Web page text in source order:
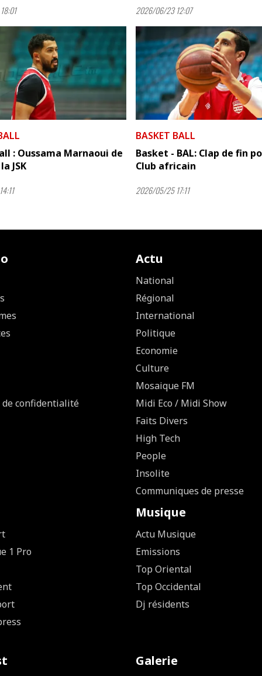
2026/06/23 12:07
: Oussama Marnaoui de
JSK
BASKET BALL
Basket - BAL: Clap de fin
Club africain
2026/05/25 17:11
confidentialité
Actu
National
Régional
International
Politique
Economie
Culture
Mosaique FM
Midi Eco / Midi Show
Faits Divers
High Tech
People
Insolite
Communiques de presse
1 Pro
Musique
Actu Musique
Emissions
Top Oriental
Top Occidental
Dj résidents
Galerie